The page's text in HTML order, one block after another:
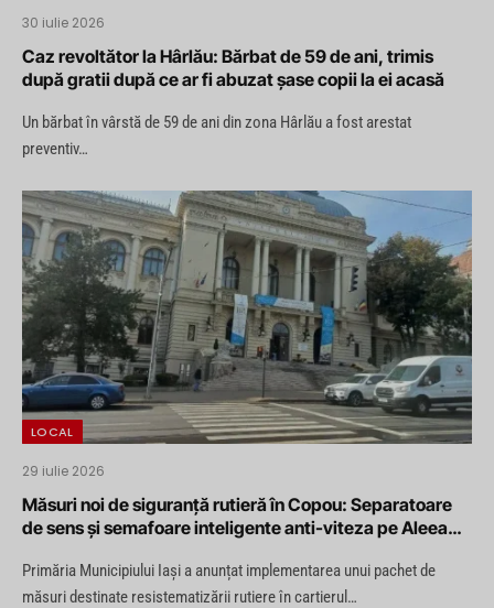
30 iulie 2026
Caz revoltător la Hârlău: Bărbat de 59 de ani, trimis
după gratii după ce ar fi abuzat șase copii la ei acasă
Un bărbat în vârstă de 59 de ani din zona Hârlău a fost arestat
preventiv…
LOCAL
29 iulie 2026
Măsuri noi de siguranță rutieră în Copou: Separatoare
de sens și semafoare inteligente anti-viteza pe Aleea
Primăria Municipiului Iași a anunțat implementarea unui pachet de
măsuri destinate resistematizării rutiere în cartierul…